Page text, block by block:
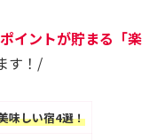
イントが貯まる「楽
す！/
味しい宿4選！